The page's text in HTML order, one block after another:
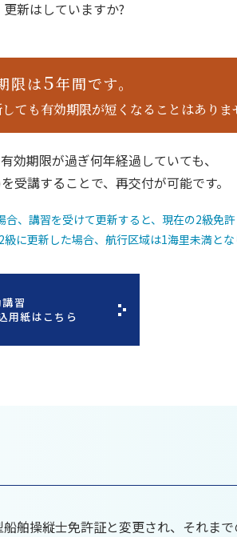
新はしていますか?
限は5年間です。
ても有効期限が短くなることはありま
効期限が過ぎ何年経過していても、
講することで、再交付が可能です。
、講習を受けて更新すると、現在の2級免
に更新した場合、航行区域は1海里未満とな
習
用紙はこちら
舶操縦士免許証と変更され、それま